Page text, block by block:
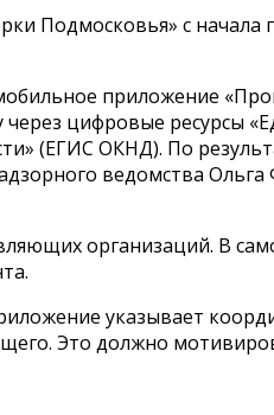
Подмосковья» с начала
приложение
цифровые ресурсы
(ЕГИС ОКНД). По
ведомства
организаций. В
указывает
Это должно